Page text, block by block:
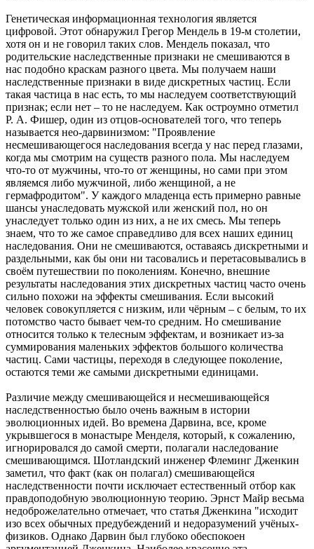
Генетическая информационная технология является
цифровой. Этот обнаружил Грегор Мендель в 19-м столетии,
хотя он и не говорил таких слов. Мендель показал, что
родительские наследственные признаки не смешиваются в
нас подобно краскам разного цвета. Мы получаем наши
наследственные признаки в виде дискретных частиц. Если
такая частица в нас есть, то мы наследуем соответствующий
признак; если нет – то не наследуем. Как остроумно отметил
Р. A. Фишер, один из отцов-основателей того, что теперь
называется нео-дарвинизмом: "Проявление
несмешивающегося наследования всегда у нас перед глазами,
когда мы смотрим на существ разного пола. Мы наследуем
что-то от мужчины, что-то от женщины, но сами при этом
являемся либо мужчиной, либо женщиной, а не
гермафродитом". У каждого младенца есть примерно равные
шансы унаследовать мужской или женский пол, но он
унаследует только один из них, а не их смесь. Мы теперь
знаем, что то же самое справедливо для всех наших единиц
наследования. Они не смешиваются, оставаясь дискретными и
раздельными, как бы они ни тасовались и перетасовывались в
своём путешествии по поколениям. Конечно, внешние
результаты наследования этих дискретных частиц часто очень
сильно похожи на эффекты смешивания. Если высокий
человек совокупляется с низким, или чёрным – с белым, то их
потомство часто бывает чем-то средним. Но смешивание
относится только к телесным эффектам, и возникает из-за
суммирования маленьких эффектов большого количества
частиц. Сами частицы, переходя в следующее поколение,
остаются теми же самыми дискретными единицами.
Различие между смешивающейся и несмешивающейся
наследственностью было очень важным в истории
эволюционных идей. Во времена Дарвина, все, кроме
укрывшегося в монастыре Менделя, который, к сожалению,
игнорировался до самой смерти, полагали наследование
смешивающимся. Шотландский инженер Флеминг Дженкин
заметил, что факт (как он полагал) смешивающейся
наследственности почти исключает естественный отбор как
правдоподобную эволюционную теорию. Эрнст Майр весьма
недоброжелательно отмечает, что статья Дженкина "исходит
изо всех обычных предубеждений и недоразумений учёных-
физиков. Однако Дарвин был глубоко обеспокоен